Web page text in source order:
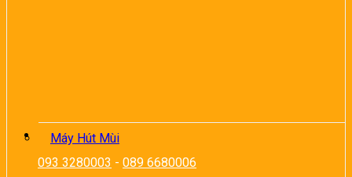
093 3280003 - 089 6680006
Máy Hút Mùi